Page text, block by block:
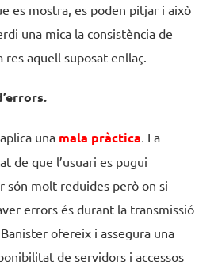
es mostra, es poden pitjar i això
una mica la consistència de
res aquell suposat enllaç.
una mala pràctica La
de que l’usuari es pugui
són molt reduides però on si
errors és durant la transmissió
ofereix i assegura una
de servidors i accessos